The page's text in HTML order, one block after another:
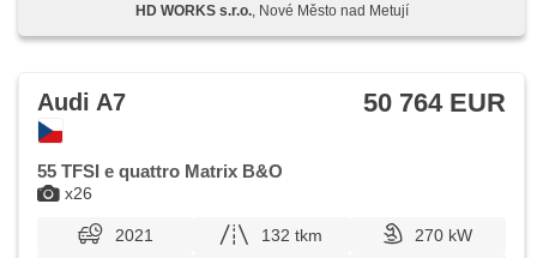
Zentralverriegelung, Sportsitze, isofix, beheizte Sitze, El.
einstellbare Sitze, Scheinwerferwaschanlagen,
HD WORKS s.r.o., Nové Město nad Metují
x26
Audi A7 50 764 EUR
55 TFSI e quattro Matrix B&O
2021 132 tkm
270 kW